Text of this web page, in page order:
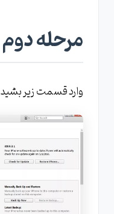
مرحله دوم
وارد قسمت زیر بشید